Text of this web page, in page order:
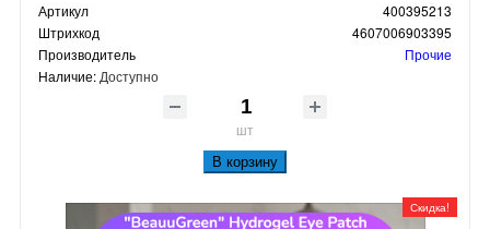
Артикул
400395213
Штрихкод
4607006903395
Производитель
Прочие
Наличие:Доступно
шт
В корзину
Скидка!